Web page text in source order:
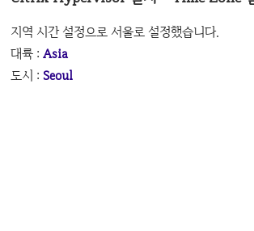
지역 시간 설정으로 서울로 설정했습니다.
대륙 :Asia
도시 :Seoul